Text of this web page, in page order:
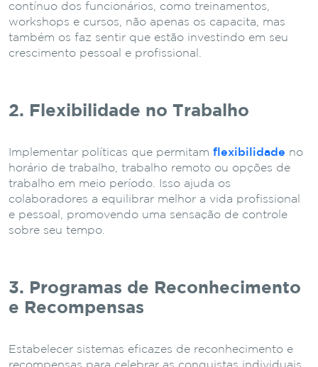
contínuo dos funcionários, como treinamentos,
workshops e cursos, não apenas os capacita, mas
também os faz sentir que estão investindo em seu
crescimento pessoal e profissional.
2. Flexibilidade no Trabalho
Implementar políticas que permitam flexibilidade no
horário de trabalho, trabalho remoto ou opções de
trabalho em meio período. Isso ajuda os
colaboradores a equilibrar melhor a vida profissional
e pessoal, promovendo uma sensação de controle
sobre seu tempo.
3. Programas de Reconhecimento
e Recompensas
Estabelecer sistemas eficazes de reconhecimento e